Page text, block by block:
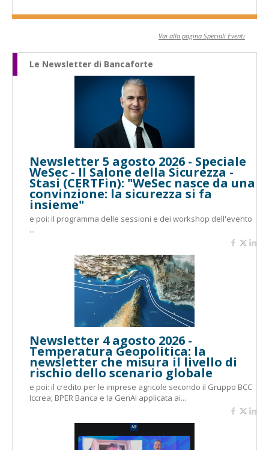
Vai alla pagina Speciali Eventi
Le Newsletter di Bancaforte
Newsletter 5 agosto 2026 - Speciale
WeSec - Il Salone della Sicurezza -
Stasi (CERTFin): "WeSec nasce da una
convinzione: la sicurezza si fa
insieme"
e poi: il programma delle sessioni e dei workshop dell'evento
...
Newsletter 4 agosto 2026 -
Temperatura Geopolitica: la
newsletter che misura il livello di
rischio dello scenario globale
e poi: il credito per le imprese agricole secondo il Gruppo BCC
Iccrea; BPER Banca e la GenAI applicata ai...